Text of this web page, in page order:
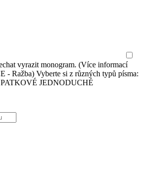
vyrazit monogram. (Více informací
- Ražba) Vyberte si z různých typů písma:
JEDNODUCHÉ